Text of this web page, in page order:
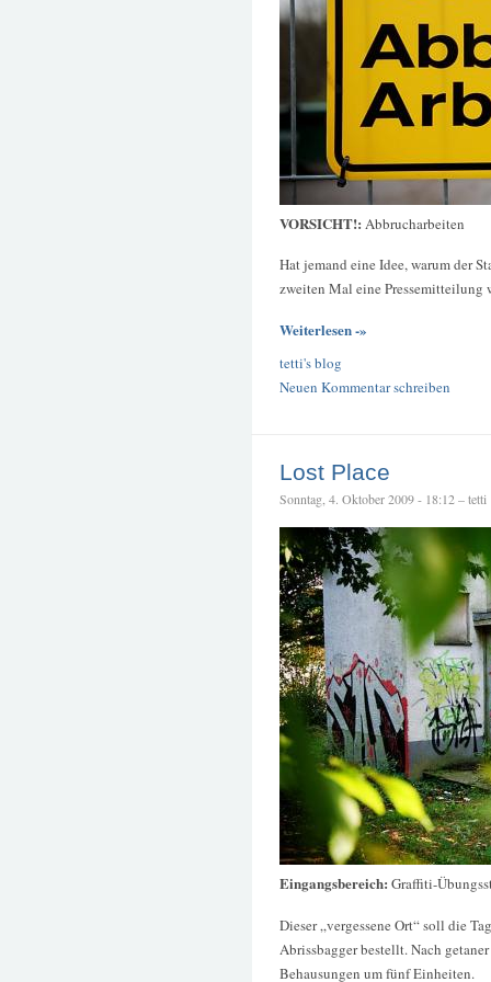
VORSICHT!: Abbrucharbeiten
Hat jemand eine Idee, warum der
zweiten Mal eine Pressemitteilung
Weiterlesen -»
tetti's blog
Neuen Kommentar schreiben
Lost Place
Sonntag, 4. Oktober 2009 - 18:12 – tetti
Eingangsbereich: Graffiti-
Dieser „vergessene Ort“ soll die
Abrissbagger bestellt. Nach
Behausungen um fünf Einheiten.